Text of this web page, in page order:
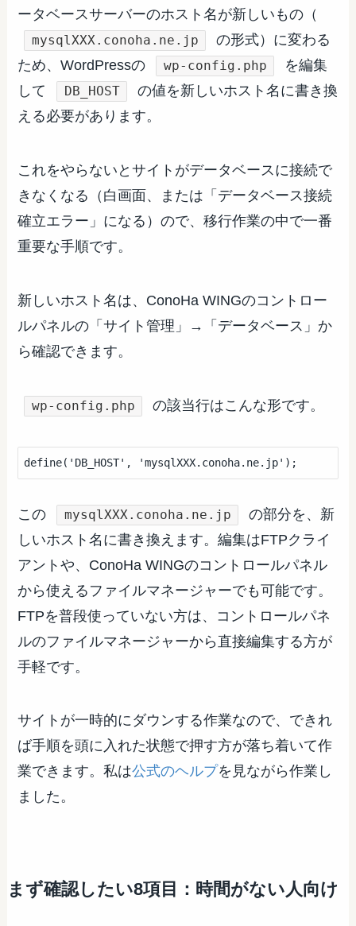
ータベースサーバーのホスト名が新しいもの（
mysqlXXX.conoha.ne.jp
の形式）に変わる
ため、WordPressの
wp-config.php
を編集
して
DB_HOST
の値を新しいホスト名に書き換
える必要があります。
これをやらないとサイトがデータベースに接続で
きなくなる（白画面、または「データベース接続
確立エラー」になる）ので、移行作業の中で一番
重要な手順です。
新しいホスト名は、ConoHa WINGのコントロー
ルパネルの「サイト管理」→「データベース」か
ら確認できます。
wp-config.php の該当行はこんな形です。
define('DB_HOST', 'mysqlXXX.conoha.ne.jp');
この mysqlXXX.conoha.ne.jp
の部分を、新
しいホスト名に書き換えます。編集はFTPクライ
アントや、ConoHa WINGのコントロールパネル
から使えるファイルマネージャーでも可能です。
FTPを普段使っていない方は、コントロールパネ
ルのファイルマネージャーから直接編集する方が
手軽です。
サイトが一時的にダウンする作業なので、できれ
ば手順を頭に入れた状態で押す方が落ち着いて作
業できます。私は公式のヘルプを見ながら作業し
ました。
まず確認したい8項目：時間がない人向け